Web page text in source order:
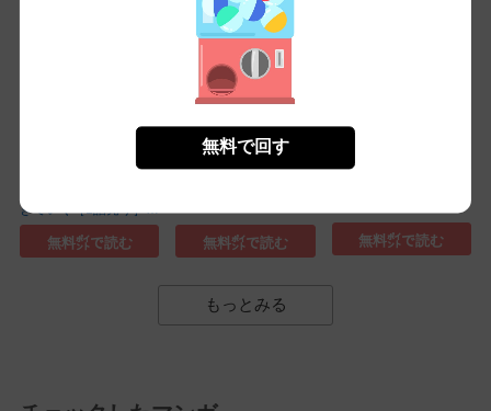
きていく［1話売り］
(1)
無料㌽で読む 無料㌽で読む 無料㌽で読む
もっとみる
無料で回す